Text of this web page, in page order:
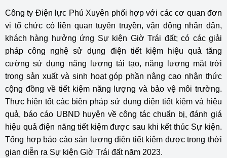
Công ty Điện lực Phú Xuyên phối hợp với các cơ quan đơn
vị tổ chức có liên quan tuyên truyền, vận động nhân dân,
khách hàng hưởng ứng Sự kiện Giờ Trái đất; có các giải
pháp công nghệ sử dụng điện tiết kiệm hiệu quả tăng
cường sử dụng năng lượng tái tạo, năng lượng mặt trời
trong sản xuất và sinh hoạt góp phần nâng cao nhận thức
cộng đồng về tiết kiệm năng lượng và bảo vệ môi trường.
Thực hiện tốt các biện pháp sử dụng điện tiết kiệm và hiệu
quả, báo cáo UBND huyện về công tác chuẩn bị, đánh giá
hiệu quả điện năng tiết kiệm được sau khi kết thúc Sự kiện.
Tổng hợp báo cáo sản lượng điện tiết kiệm được trong thời
gian diễn ra Sự kiện Giờ Trái đất năm 2023.